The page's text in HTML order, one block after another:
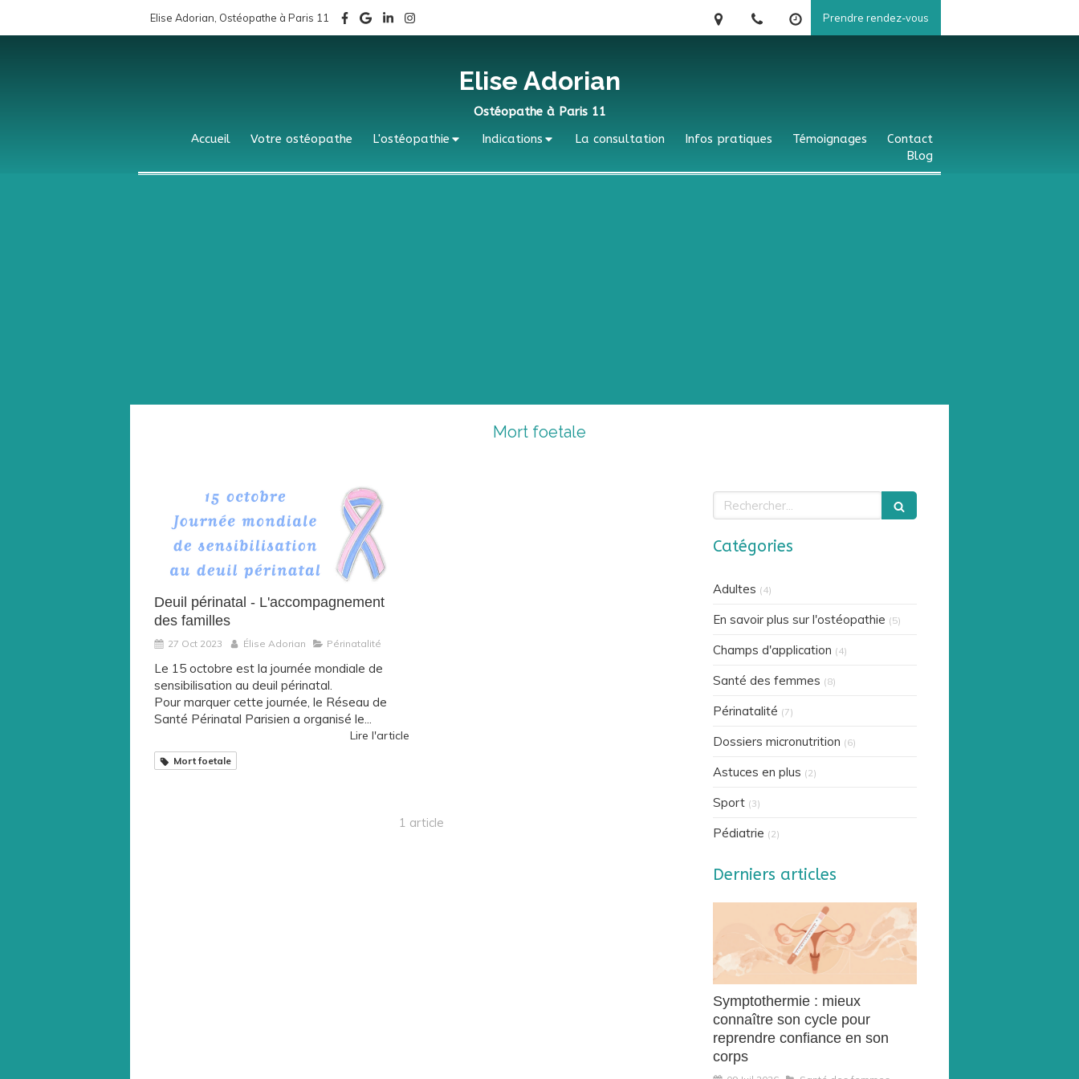
Elise Adorian, Ostéopathe à Paris 11 Prendre rendez-vous
Elise Adorian
Ostéopathe à Paris 11
Accueil
Votre ostéopathe L'ostéopathie Indications La consultation Infos pratiques Témoignages
Contact
Blog
Mort foetale
Deuil périnatal - L'accompagnement
des familles
27 Oct 2023 Élise Adorian Périnatalité
Le 15 octobre est la journée mondiale de
sensibilisation au deuil périnatal.
Pour marquer cette journée, le Réseau de
Santé Périnatal Parisien a organisé le...
Lire l'article
Mort foetale
1 article
Rechercher
Catégories
Adultes (4)
En savoir plus sur l'ostéopathie (5)
Champs d'application (4)
Santé des femmes (8)
Périnatalité (7)
Dossiers micronutrition (6)
Astuces en plus (2)
Sport (3)
Pédiatrie (2)
Derniers articles
Symptothermie : mieux
connaître son cycle pour
reprendre confiance en son
corps